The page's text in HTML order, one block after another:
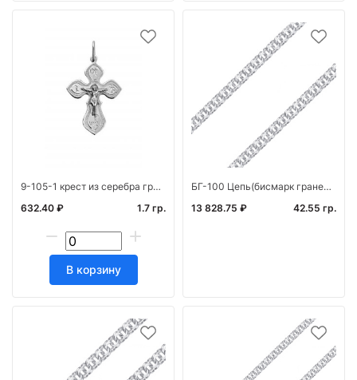
9-105-1 крест из серебра гравированный
632.40 ₽
1.7 гр.
В корзину
БГ-100 Цепь(бисмарк граненый) (Ag 925)
13 828.75 ₽
42.55 гр.